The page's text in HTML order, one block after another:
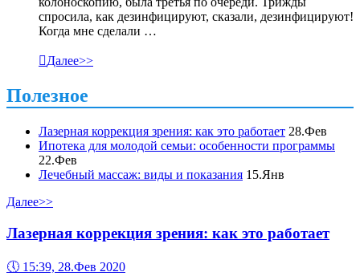
спросила, как дезинфицируют, сказали, дезинфицируют!
Когда мне сделали …
Далее>>
Полезное
Лазерная коррекция зрения: как это работает 28.Фев
Ипотека для молодой семьи: особенности программы
22.Фев
Лечебный массаж: виды и показания 15.Янв
Далее>>
Лазерная коррекция зрения: как это работает
🕔 15:39, 28.Фев 2020